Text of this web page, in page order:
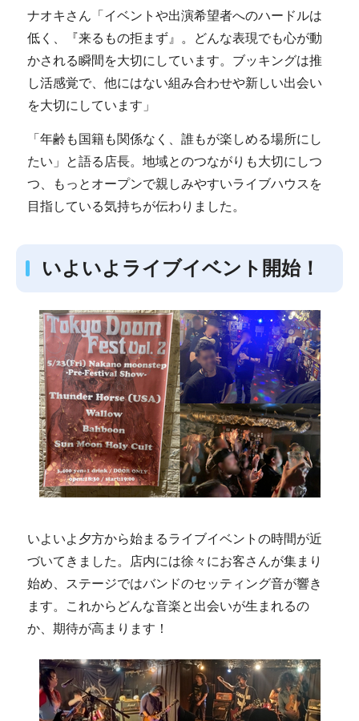
ナオキさん「イベントや出演希望者へのハードルは
低く、『来るもの拒まず』。どんな表現でも心が動
かされる瞬間を大切にしています。ブッキングは推
し活感覚で、他にはない組み合わせや新しい出会い
を大切にしています」
「年齢も国籍も関係なく、誰もが楽しめる場所にし
たい」と語る店長。地域とのつながりも大切にしつ
つ、もっとオープンで親しみやすいライブハウスを
目指している気持ちが伝わりました。
いよいよライブイベント開始！
いよいよ夕方から始まるライブイベントの時間が近
づいてきました。店内には徐々にお客さんが集まり
始め、ステージではバンドのセッティング音が響き
ます。これからどんな音楽と出会いが生まれるの
か、期待が高まります！